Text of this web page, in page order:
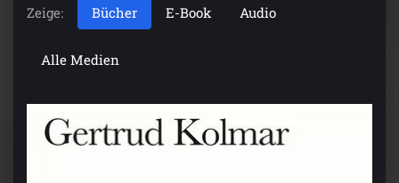
Zeige: Bücher E-Book Audio
Alle Medien